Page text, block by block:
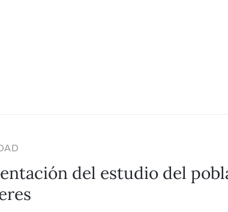
del estudio del